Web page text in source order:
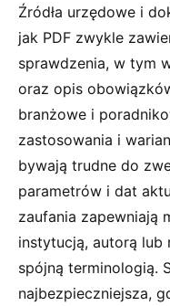
Źródła urzędowe i
jak PDF zwykle
sprawdzenia, w tym
oraz opis
branżowe i
zastosowania i
bywają trudne do
parametrów i dat
zaufania zapewniają
instytucją, autorą lub
spójną terminologią.
najbezpieczniejsza,